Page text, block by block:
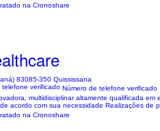
na Cronoshare
83085-350 Quississana
Número de telefone verificado
multidisciplinar altamente qualificada
acordo com sua necessidade Realizações de
na Cronoshare